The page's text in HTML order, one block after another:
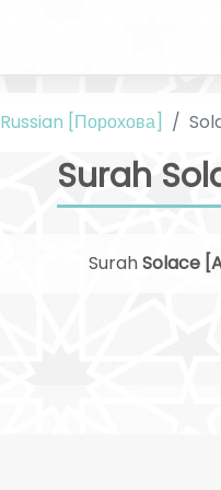
Russian [Порохова]
Surah
SurahSolace